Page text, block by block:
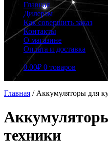
Главная
Дилерам
Как совершить заказ
Контакты
О магазине
Оплата и доставка
0.00₽ 0 товаров
Главная / Аккумуляторы для
техники